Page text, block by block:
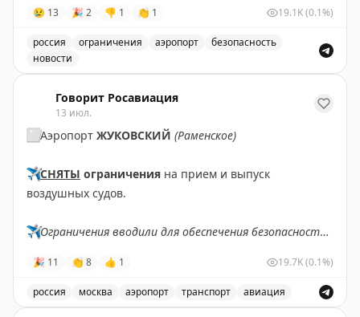
требует значительных инвестиций и времени.
2PAXfly| Traveling For Miles
😢 13 🎉 2 👎 1 👏 1 19.1K(0.1%)
россия ограничения аэропорт
безопасность
новости
Говорит Росавиация
13 июл.
⬜️Аэропорт ЖУКОВСКИЙ (Раменское)
✈️СНЯТЫ ограничения на прием и выпуск
воздушных судов.
✈️Ограничения вводили для обеспечения безопасности
✈️ Говорит Росавиация| MAX
🎉 11 👏 8 👍 1 19.7K(0.1%)
россия москва аэропорт транспорт авиация